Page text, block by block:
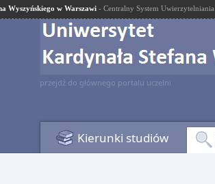
Wyszyńskiego w Warszawi - Centralny System Uwierzytelniania
przejdź do głównego portalu uczelni
Kierunki studiów